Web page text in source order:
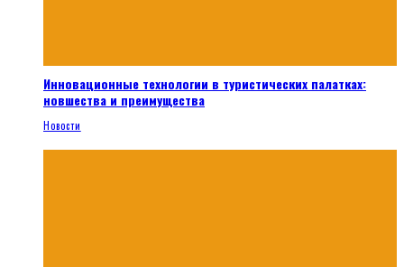
Инновационные технологии в туристических палатках:
новшества и преимущества
Новости